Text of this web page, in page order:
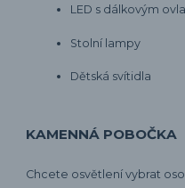
LED s dálkovým
Stolní lampy
Dětská svítidla
KAMENNÁ POBOČKA
Chcete osvětlení vybrat